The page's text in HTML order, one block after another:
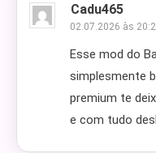
Cadu465
02.07.2026 às
Esse mod do
simplesmente
premium te
e com tudo